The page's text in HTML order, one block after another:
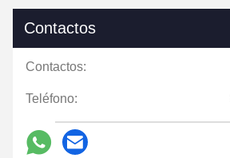
Contactos
Contactos:
Teléfono: